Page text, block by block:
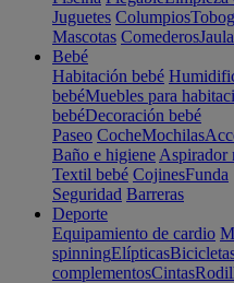
Juguetes Columpios
Mascotas Comederos
Bebé
Habitación bebé
bebéMuebles para
bebéDecoración bebé
Paseo CocheMochilas
Baño e higiene Aspirador
Textil bebé CojinesFunda
Seguridad Barreras
Deporte
Equipamiento de cardio
spinningElípticas
complementosCintas